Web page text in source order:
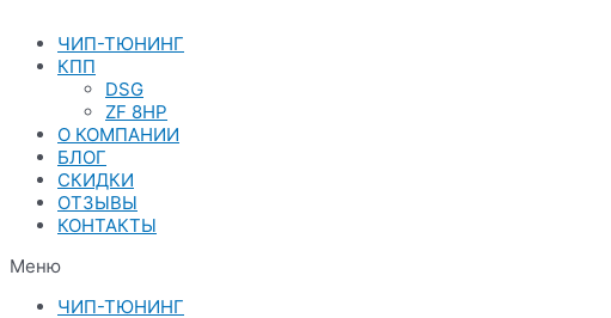
ЧИП-ТЮНИНГ
КПП
DSG
ZF 8HP
О КОМПАНИИ
БЛОГ
СКИДКИ
ОТЗЫВЫ
КОНТАКТЫ
Меню
ЧИП-ТЮНИНГ